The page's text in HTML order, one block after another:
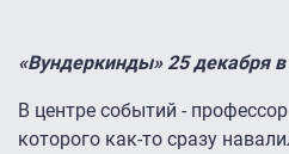
«Вундеркинды» 25 декабря
В центре событий -
которого как-то сразу